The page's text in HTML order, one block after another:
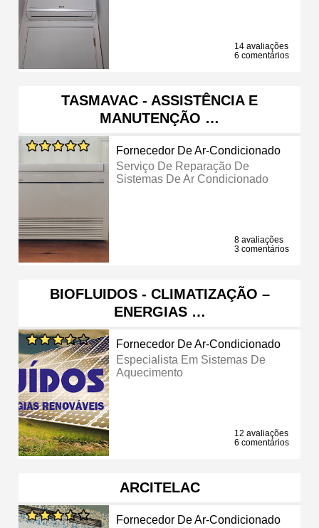
14 avaliações
6 comentários
TASMAVAC - ASSISTÊNCIA E
MANUTENÇÃO …
Fornecedor De Ar-Condicionado
Serviço De Reparação De
Sistemas De Ar Condicionado
8 avaliações
3 comentários
BIOFLUIDOS - CLIMATIZAÇÃO –
ENERGIAS …
Fornecedor De Ar-Condicionado
Especialista Em Sistemas De
Aquecimento
12 avaliações
6 comentários
ARCITELAC
Fornecedor De Ar-Condicionado